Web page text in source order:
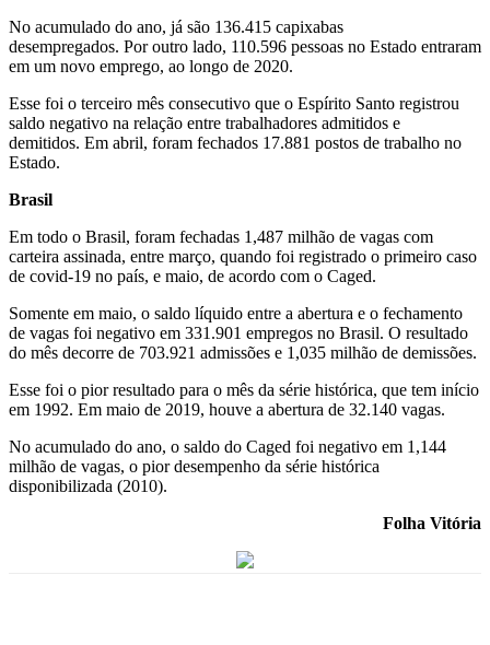
No acumulado do ano, já são 136.415 capixabas
desempregados. Por outro lado, 110.596 pessoas no Estado entraram
em um novo emprego, ao longo de 2020.
Esse foi o terceiro mês consecutivo que o Espírito Santo registrou
saldo negativo na relação entre trabalhadores admitidos e
demitidos. Em abril, foram fechados 17.881 postos de trabalho no
Estado.
Brasil
Em todo o Brasil, foram fechadas 1,487 milhão de vagas com
carteira assinada, entre março, quando foi registrado o primeiro caso
de covid-19 no país, e maio, de acordo com o Caged.
Somente em maio, o saldo líquido entre a abertura e o fechamento
de vagas foi negativo em 331.901 empregos no Brasil. O resultado
do mês decorre de 703.921 admissões e 1,035 milhão de demissões.
Esse foi o pior resultado para o mês da série histórica, que tem início
em 1992. Em maio de 2019, houve a abertura de 32.140 vagas.
No acumulado do ano, o saldo do Caged foi negativo em 1,144
milhão de vagas, o pior desempenho da série histórica
disponibilizada (2010).
Folha Vitória